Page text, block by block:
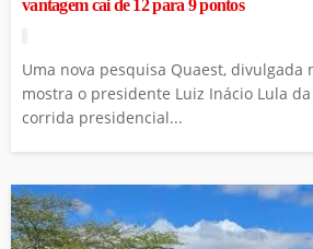
vantagem cai de 12 para 9 pontos
Uma nova pesquisa Quaest, divulgada
mostra o presidente Luiz Inácio Lula
corrida presidencial...